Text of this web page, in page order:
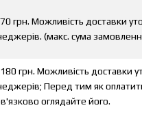
грн. Можливість доставки
(макс. сума
грн. Можливість доставки
Перед тим як
оглядайте його.